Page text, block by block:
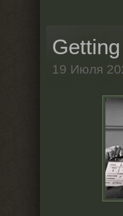
19 Июля